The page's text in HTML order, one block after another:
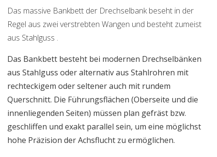
Das massive Bankbett der Drechselbank beseht in der
Regel aus zwei verstrebten Wangen und besteht zumeist
aus Stahlguss .
Das Bankbett besteht bei modernen Drechselbänken
aus Stahlguss oder alternativ aus Stahlrohren mit
rechteckigem oder seltener auch mit rundem
Querschnitt. Die Führungsflächen (Oberseite und die
innenliegenden Seiten) müssen plan gefräst bzw.
geschliffen und exakt parallel sein, um eine möglichst
hohe Präzision der Achsflucht zu ermöglichen.